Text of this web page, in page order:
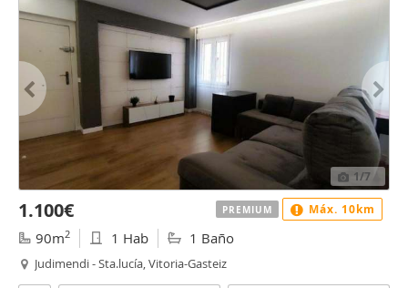
1/7
1.100€
90m2 1 Hab 1 Baño
Judimendi - Sta.lucía, Vitoria-Gasteiz
PREMIUM Máx. 10km